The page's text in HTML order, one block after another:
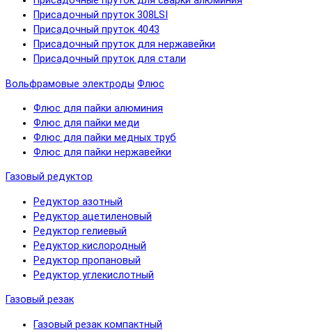
Присадочный пруток 308LSI
Присадочный пруток 4043
Присадочный пруток для нержавейки
Присадочный пруток для стали
Вольфрамовые электроды Флюс
Флюс для пайки алюминия
Флюс для пайки меди
Флюс для пайки медных труб
Флюс для пайки нержавейки
Газовый редуктор
Редуктор азотный
Редуктор ацетиленовый
Редуктор гелиевый
Редуктор кислородный
Редуктор пропановый
Редуктор углекислотный
Газовый резак
Газовый резак компактный